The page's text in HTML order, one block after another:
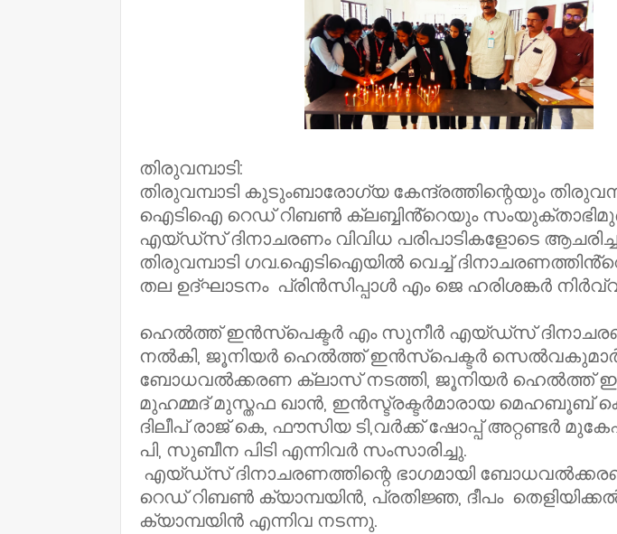
തിരുവമ്പാടി:
തിരുവമ്പാടി കുടുംബാരോഗ്യ കേന്ദ്രത്തിന്റെയും
ഐടിഐ റെഡ് റിബൺ ക്ലബ്ബിൻ്റെയും
എയ്ഡ്സ് ദിനാചരണം വിവിധ പരിപാടികളോടെ
തിരുവമ്പാടി ഗവ.ഐടിഐയിൽ വെച്ച്
തല ഉദ്ഘാടനം പ്രിൻസിപ്പാൾ എം ജെ ഹരിശങ്കർ
ഹെൽത്ത് ഇൻസ്പെക്ടർ എം സുനീർ എയ്ഡ്സ്
നൽകി, ജൂനിയർ ഹെൽത്ത് ഇൻസ്പെക്ടർ
ബോധവൽക്കരണ ക്ലാസ് നടത്തി, ജൂനിയർ ഹെൽത്ത്
മുഹമ്മദ് മുസ്തഫ ഖാൻ, ഇൻസ്ട്രക്ടർമാരായ മെഹബൂബ് കെ,
ദിലീപ് രാജ് കെ, ഫൗസിയ ടി,വർക്ക് ഷോപ്പ് അറ്റണ്ടർ
പി, സുബീന പിടി എന്നിവർ സംസാരിച്ചു.
എയ്ഡ്സ് ദിനാചരണത്തിന്റെ ഭാഗമായി
റെഡ് റിബൺ ക്യാമ്പയിൻ, പ്രതിജ്ഞ, ദീപം
ക്യാമ്പയിൻ എന്നിവ നടന്നു.